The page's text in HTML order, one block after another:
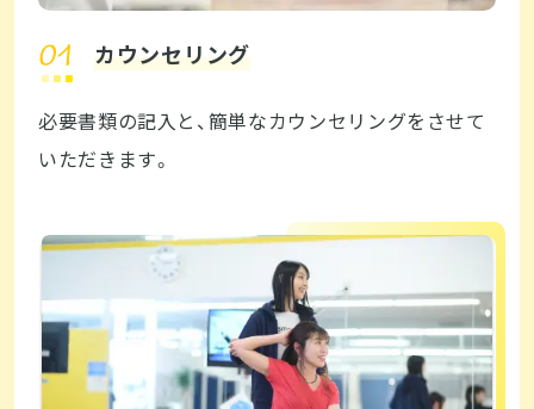
カウンセリング
必要書類の記入と、簡単なカウンセリングをさせて
いただきます。